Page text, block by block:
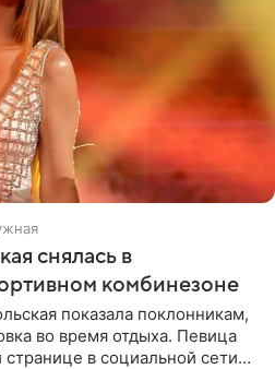
снялась в
комбинезоне
показала поклонникам,
во время отдыха. Певица
в социальной сети